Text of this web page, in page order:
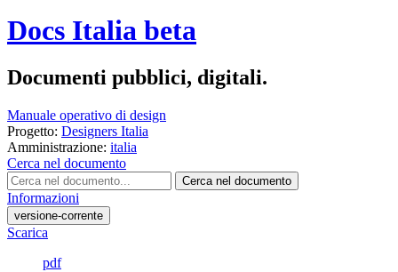
Docs Italia beta
Documenti pubblici, digitali.
Manuale operativo di design
Progetto: Designers Italia
Amministrazione: italia
Cerca nel documento
Cerca nel documento
Informazioni
versione-corrente
Scarica
pdf